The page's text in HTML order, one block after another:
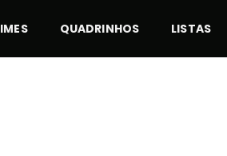
QUADRINHOS LISTAS